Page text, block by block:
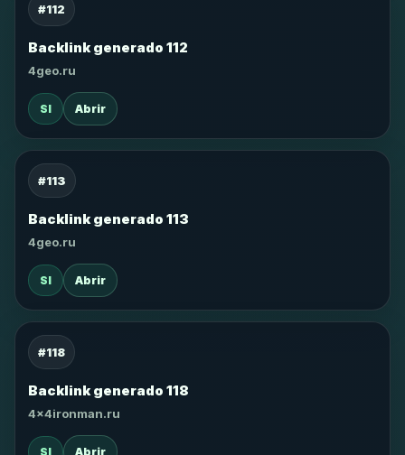
#112
Backlink generado 112
4geo.ru
SI Abrir
#113
Backlink generado 113
4geo.ru
SI Abrir
#118
Backlink generado 118
4x4ironman.ru
SI Abrir